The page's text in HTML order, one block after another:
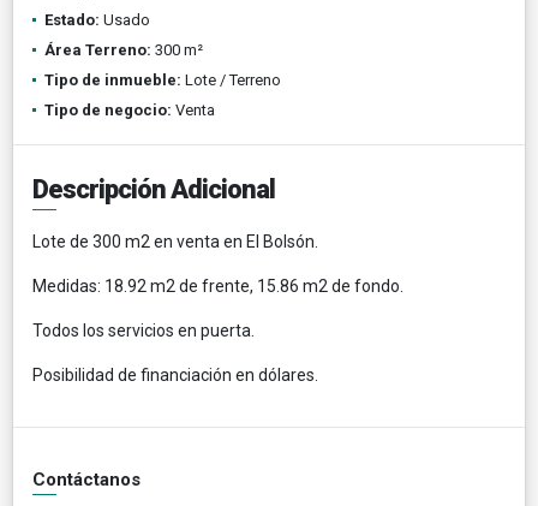
Estado: Usado
Área Terreno: 300 m²
Tipo de inmueble: Lote / Terreno
Tipo de negocio: Venta
Descripción Adicional
Lote de 300 m2 en venta en El Bolsón.
Medidas: 18.92 m2 de frente, 15.86 m2 de fondo.
Todos los servicios en puerta.
Posibilidad de financiación en dólares.
Contáctanos